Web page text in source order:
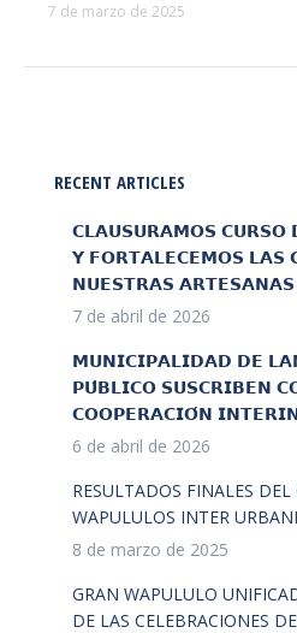
7 de marzo de 2025
RECENT ARTICLES
𝗖𝗟𝗔𝗨𝗦𝗨𝗥𝗔𝗠𝗢𝗦 𝗖𝗨𝗥𝗦𝗢
𝗬 𝗙𝗢𝗥𝗧𝗔𝗟𝗘𝗖𝗘𝗠𝗢𝗦 𝗟𝗔𝗦
𝗡𝗨𝗘𝗦𝗧𝗥𝗔𝗦 𝗔𝗥𝗧𝗘𝗦𝗔𝗡𝗔𝗦
7 de abril de 2026
𝗠𝗨𝗡𝗜𝗖𝗜𝗣𝗔𝗟𝗜𝗗𝗔𝗗 𝗗𝗘
𝗣𝗨́𝗕𝗟𝗜𝗖𝗢 𝗦𝗨𝗦𝗖𝗥𝗜𝗕𝗘𝗡
𝗖𝗢𝗢𝗣𝗘𝗥𝗔𝗖𝗜𝗢́𝗡
6 de abril de 2026
RESULTADOS FINALES
WAPULULOS INTER
8 de marzo de 2025
GRAN WAPULULO
DE LAS CELEBRACIONES